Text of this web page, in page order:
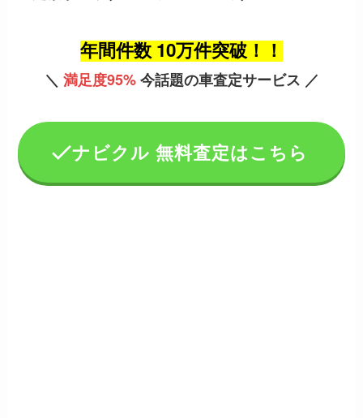
年間件数 10万件突破！！
＼ 満足度95%今話題の車査定サービス ／
ナビクル 無料査定はこちら